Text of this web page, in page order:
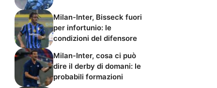
Milan-Inter, Bisseck fuori
per infortunio: le
condizioni del difensore
Milan-Inter, cosa ci può
dire il derby di domani: le
probabili formazioni